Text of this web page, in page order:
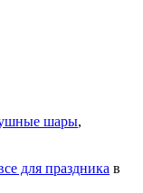
шары,
для праздника в